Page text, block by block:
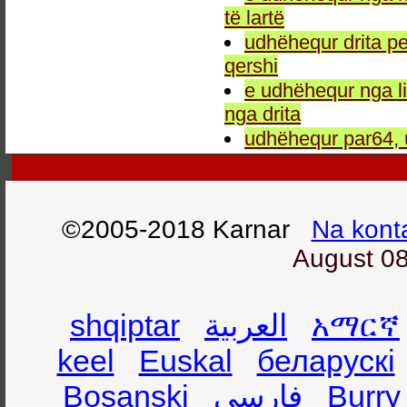
të lartë
udhëhequr drita
qershi
e udhëhequr nga
nga drita
udhëhequr
©2005-2018 Karnar Na
August
shqiptar العربية
አማርኛ
keel
Euskal
беларускі
Bosanski
فارسی